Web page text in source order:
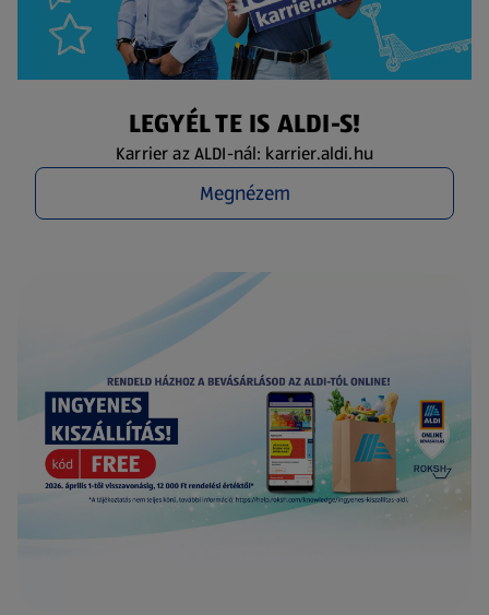
LEGYÉL TE IS ALDI-S!
Karrier az ALDI-nál: karrier.aldi.hu
Megnézem